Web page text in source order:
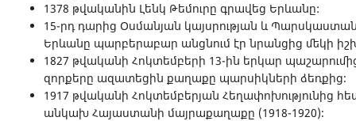
1378 թվականին Լենկ Թեմուրը գրավեց Երևանը:
15-րդ դարից Օսմանյան կայսրության և
Երևանը պարբերաբար անցնում էր նրանցից մեկի
1827 թվականի Հոկտեմբերի 13-ին երկար
զորքերը ազատեցին քաղաքը պարսիկների ձեռքից։
1917 թվականի Հոկտեմբերյան Հեղափոխությունից
անկախ Հայաստանի մայրաքաղաքը (1918-1920)։